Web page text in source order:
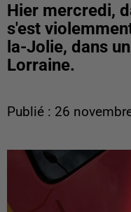
Hier mercredi,
s'est
la-Jolie, dans
Lorraine.
Publié : 26